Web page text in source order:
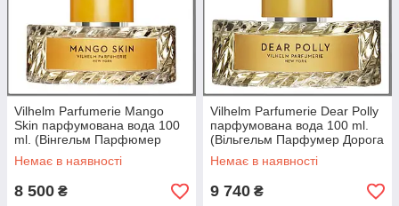
Vilhelm Parfumerie Mango
Skin парфумована вода 100
ml. (Вінгельм Парфюмер
Кожа Манго)
Немає в наявності
8 500 ₴
Vilhelm Parfumerie Dear Polly
парфумована вода 100 ml.
(Вільгельм Парфумер Дорога
Поллі)
Немає в наявності
9 740 ₴